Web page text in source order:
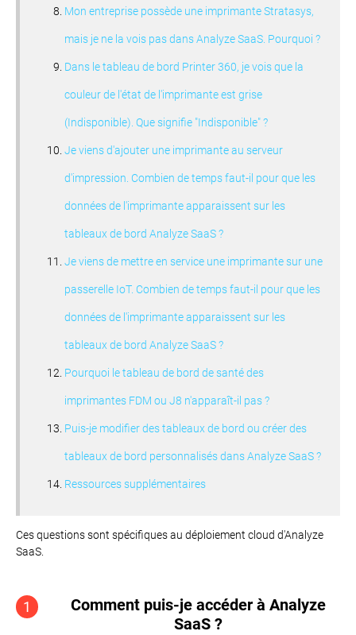
Mon entreprise possède une imprimante Stratasys,
mais je ne la vois pas dans Analyze SaaS. Pourquoi ?
Dans le tableau de bord Printer 360, je vois que la
couleur de l'état de l'imprimante est grise
(Indisponible). Que signifie "Indisponible" ?
Je viens d'ajouter une imprimante au serveur
d'impression. Combien de temps faut-il pour que les
données de l'imprimante apparaissent sur les
tableaux de bord Analyze SaaS ?
Je viens de mettre en service une imprimante sur une
passerelle IoT. Combien de temps faut-il pour que les
données de l'imprimante apparaissent sur les
tableaux de bord Analyze SaaS ?
Pourquoi le tableau de bord de santé des
imprimantes FDM ou J8 n'apparaît-il pas ?
Puis-je modifier des tableaux de bord ou créer des
tableaux de bord personnalisés dans Analyze SaaS ?
Ressources supplémentaires
Ces questions sont spécifiques au déploiement cloud d'Analyze
SaaS.
1
Comment puis-je accéder à Analyze
SaaS ?